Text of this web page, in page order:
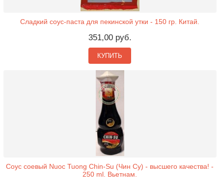
Сладкий соус-паста для пекинской утки - 150 гр. Китай.
351,00 руб.
КУПИТЬ
Соус соевый Nuoc Tuong Chin-Su (Чин Су) - высшего качества! -
250 ml. Вьетнам.